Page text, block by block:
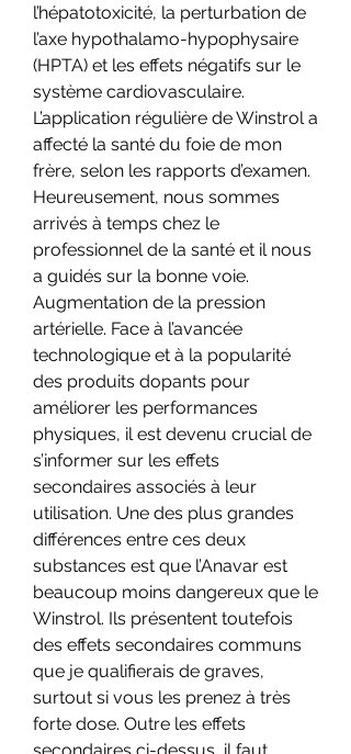
l’hépatotoxicité, la perturbation de
l’axe hypothalamo-hypophysaire
(HPTA) et les effets négatifs sur le
système cardiovasculaire.
L’application régulière de Winstrol a
affecté la santé du foie de mon
frère, selon les rapports d’examen.
Heureusement, nous sommes
arrivés à temps chez le
professionnel de la santé et il nous
a guidés sur la bonne voie.
Augmentation de la pression
artérielle. Face à l’avancée
technologique et à la popularité
des produits dopants pour
améliorer les performances
physiques, il est devenu crucial de
s’informer sur les effets
secondaires associés à leur
utilisation. Une des plus grandes
différences entre ces deux
substances est que l’Anavar est
beaucoup moins dangereux que le
Winstrol. Ils présentent toutefois
des effets secondaires communs
que je qualifierais de graves,
surtout si vous les prenez à très
forte dose. Outre les effets